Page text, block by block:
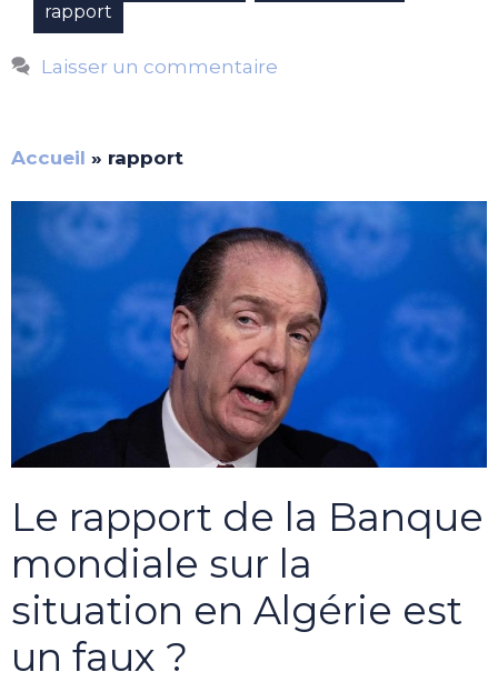
rapport
Laisser un commentaire
Accueil » rapport
Le rapport de la Banque
mondiale sur la
situation en Algérie est
un faux ?